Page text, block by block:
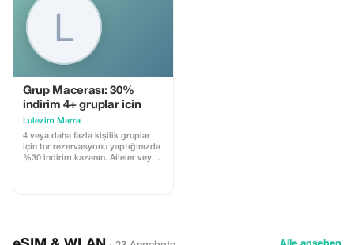
Grup Macerası: 30%
indirim 4+ gruplar icin
Lulezim Marra
4 veya daha fazla kişilik gruplar
için tur rezervasyonu yaptığınızda
%30 indirim kazanın. Aileler veya